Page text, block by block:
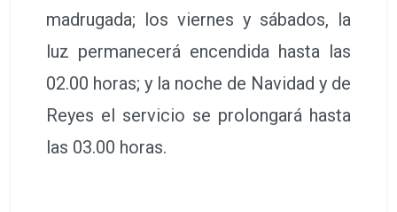
madrugada; los viernes y sábados, la
luz permanecerá encendida hasta las
02.00 horas; y la noche de Navidad y de
Reyes el servicio se prolongará hasta
las 03.00 horas.